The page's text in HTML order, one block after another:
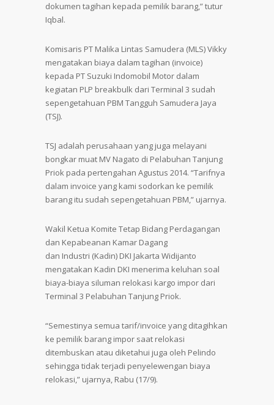
dokumen tagihan kepada pemilik barang,” tutur
Iqbal.
Komisaris PT Malika Lintas Samudera (MLS) Vikky
mengatakan biaya dalam tagihan (invoice)
kepada PT Suzuki Indomobil Motor dalam
kegiatan PLP breakbulk dari Terminal 3 sudah
sepengetahuan PBM Tangguh Samudera Jaya
(TSJ).
TSJ adalah perusahaan yang juga melayani
bongkar muat MV Nagato di Pelabuhan Tanjung
Priok pada pertengahan Agustus 2014. “Tarifnya
dalam invoice yang kami sodorkan ke pemilik
barang itu sudah sepengetahuan PBM,” ujarnya.
Wakil Ketua Komite Tetap Bidang Perdagangan
dan Kepabeanan Kamar Dagang
dan Industri (Kadin) DKI Jakarta Widijanto
mengatakan Kadin DKI menerima keluhan soal
biaya-biaya siluman relokasi kargo impor dari
Terminal 3 Pelabuhan Tanjung Priok.
“Semestinya semua tarif/invoice yang ditagihkan
ke pemilik barang impor saat relokasi
ditembuskan atau diketahui juga oleh Pelindo
sehingga tidak terjadi penyelewengan biaya
relokasi,” ujarnya, Rabu (17/9).